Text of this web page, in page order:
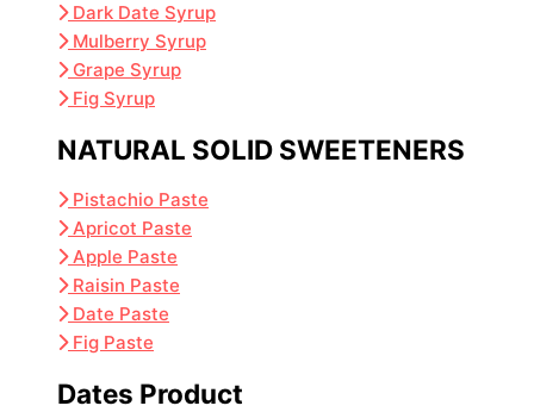
Dark Date Syrup
Mulberry Syrup
Grape Syrup
Fig Syrup
NATURAL SOLID SWEETENERS
Pistachio Paste
Apricot Paste
Apple Paste
Raisin Paste
Date Paste
Fig Paste
Dates Product